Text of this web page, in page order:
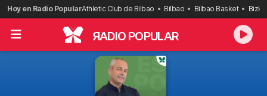
Saltar
al
contenido
Hoy en Radio PopularAthletic Club de Bilbao Bilbao Bilbao Basket
RADIO POPULAR